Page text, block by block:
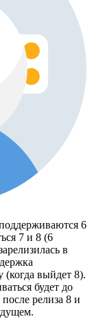
6
7 и 8 (6
в
(когда выйдет 8).
будет до
релиза 8 и